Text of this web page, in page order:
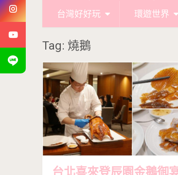
台灣好好玩 環遊世界
Tag: 燒鵝
台北喜來登辰園金鵝御